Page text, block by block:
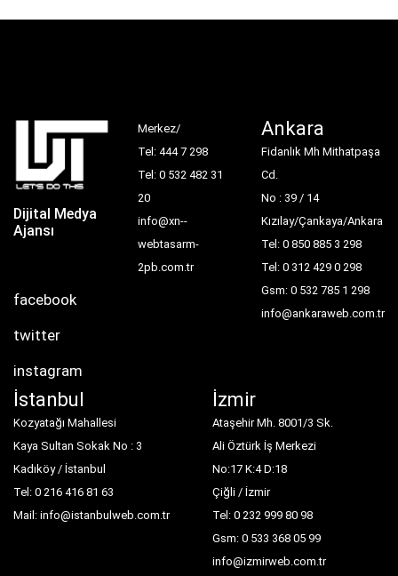
Dijital Medya
Ajansı
facebook
twitter
instagram
Merkez/
Tel: 444 7 298
Tel: 0 532 482 31
20
info@xn--
webtasarm-
2pb.com.tr
Ankara
Fidanlık Mh Mithatpaşa
Cd.
No : 39 / 14
Kızılay/Çankaya/Ankara
Tel: 0 850 885 3 298
Tel: 0 312 429 0 298
Gsm: 0 532 785 1 298
info@ankaraweb.com.tr
İstanbul
Kozyatağı Mahallesi
Kaya Sultan Sokak No : 3
Kadıköy / İstanbul
Tel: 0 216 416 81 63
Mail: info@istanbulweb.com.tr
İzmir
Ataşehir Mh. 8001/3 Sk.
Ali Öztürk İş Merkezi
No:17 K:4 D:18
Çiğli / İzmir
Tel: 0 232 999 80 98
Gsm: 0 533 368 05 99
info@izmirweb.com.tr